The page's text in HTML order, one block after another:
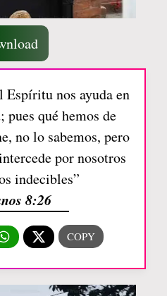
Espíritu nos ayuda en
qué hemos de
no lo sabemos, pero
por nosotros
indecibles”
8:26